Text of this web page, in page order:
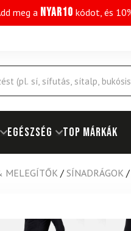
meg a NYAR10 kódot, és
EGÉSZSÉG Top márkák
MELEGÍTŐK/ SÍNADRÁGOK /